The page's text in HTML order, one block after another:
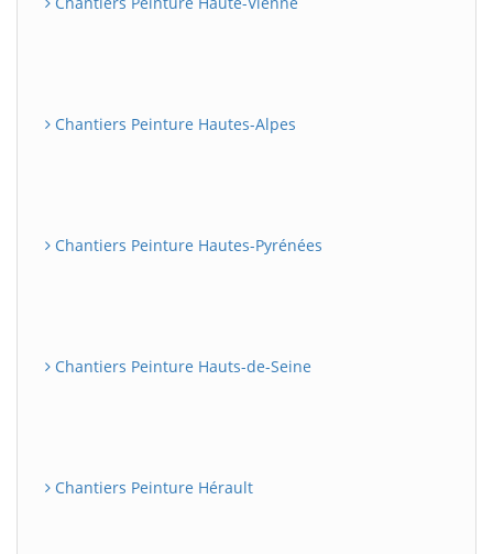
Chantiers Peinture Hautes-Alpes
Chantiers Peinture Hautes-Pyrénées
Chantiers Peinture Hauts-de-Seine
Chantiers Peinture Hérault